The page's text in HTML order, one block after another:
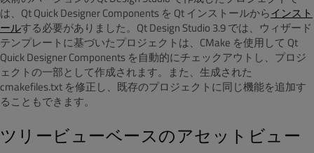
は、Qt Quick Designer Components を Qt インストールからインスト
ールする必要がありました。Qt Design Studio 3.9 では、ウィザード
テンプレートに基づいたプロジェクトは、CMake を使用して Qt
Quick Designer Components を自動的にチェックアウトし、プロジ
ェクトの一部として作成されます。また、生成された
cmakefiles.txt を修正し、既存のプロジェクトに同じ機能を追加す
ることもできます。
ツリービューベースのアセットビュー